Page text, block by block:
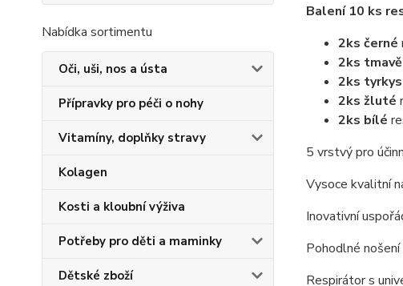
Nabídka sortimentu
Oči, uši, nos a ústa
Přípravky pro péči o nohy
Vitamíny, doplňky stravy
Kolagen
Kosti a kloubní výživa
Potřeby pro děti a maminky
Dětské zboží
Balení 10 ks
2ks černé
2ks tmavě
2ks
2ks žluté
2ks bílé
5 vrstvý pro
Vysoce kvalitní
Inovativní
Pohodlné
Respirátor s